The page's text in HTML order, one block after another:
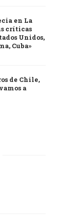
en La
críticas
Unidos,
Cuba»
de Chile,
a